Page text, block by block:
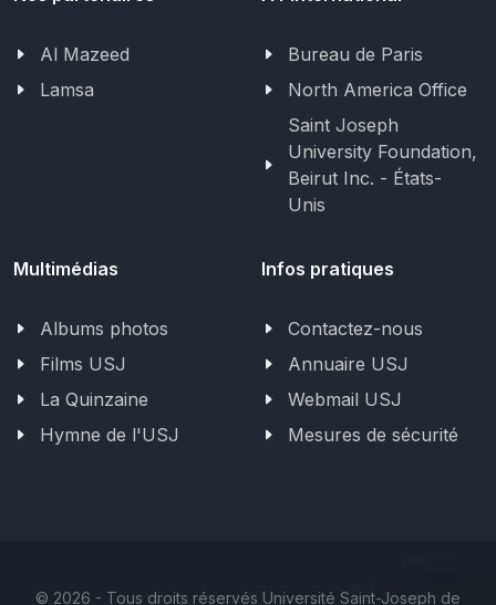
Al Mazeed
Lamsa
Bureau de Paris
North America Office
Saint Joseph
University Foundation,
Beirut Inc. - États-
Unis
Multimédias
Albums photos
Films USJ
La Quinzaine
Hymne de l'USJ
Infos pratiques
Contactez-nous
Annuaire USJ
Webmail USJ
Mesures de sécurité
© 2026 - Tous droits réservés Université Saint-Joseph de